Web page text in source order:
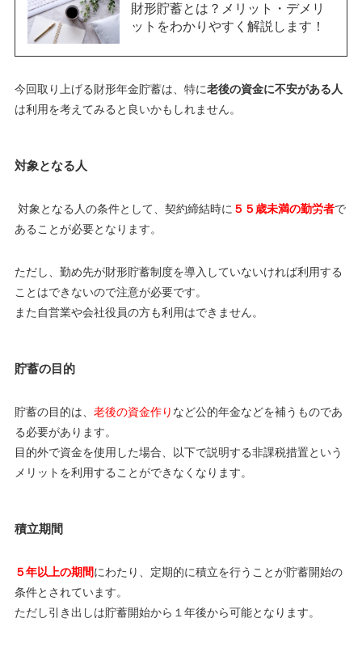
財形貯蓄とは？メリット・デメリ
ットをわかりやすく解説します！
今回取り上げる財形年金貯蓄は、特に老後の資金に不安がある人
は利用を考えてみると良いかもしれません。
対象となる人
対象となる人の条件として、契約締結時に ５５歳未満の勤労者で
あることが必要となります。
ただし、勤め先が財形貯蓄制度を導入していないければ利用する
ことはできないので注意が必要です。
また自営業や会社役員の方も利用はできません。
貯蓄の目的
貯蓄の目的は、 老後の資金作り など公的年金などを補うものであ
る必要があります。
目的外で資金を使用した場合、以下で説明する非課税措置という
メリットを利用することができなくなります。
積立期間
５年以上の期間にわたり、定期的に積立を行うことが貯蓄開始の
条件とされています。
ただし引き出しは貯蓄開始から１年後から可能となります。